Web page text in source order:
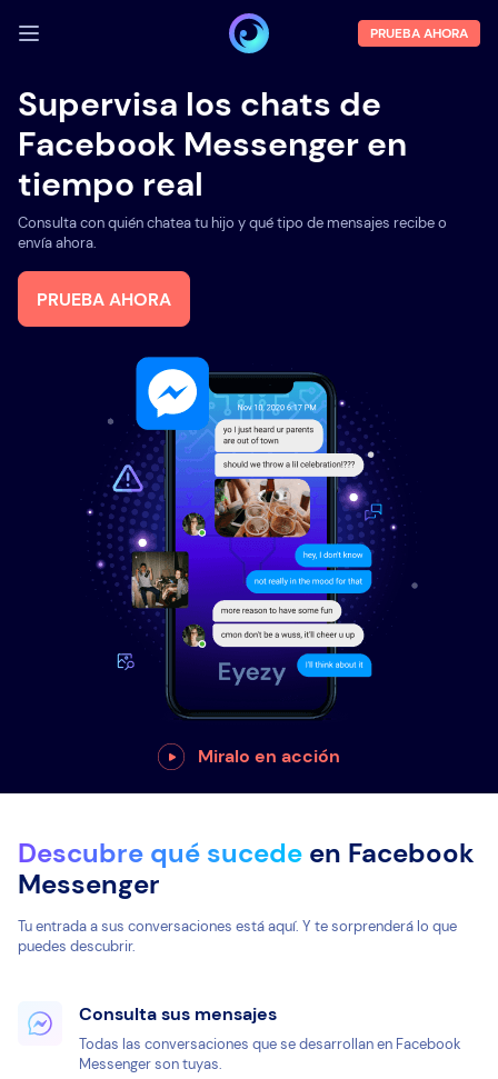
INICIA SESIÓN
Demo
Funciones
Sobre la empresa
Blog
PRUEBA AHORA
Supervisa los chats de
Facebook Messenger en
tiempo real
Consulta con quién chatea tu hijo y qué tipo de mensajes recibe o
envía ahora.
PRUEBA AHORA
Miralo en acción
Descubre qué sucede en Facebook
Messenger
Tu entrada a sus conversaciones está aquí. Y te sorprenderá lo que
puedes descubrir.
Consulta sus mensajes
Todas las conversaciones que se desarrollan en Facebook
Messenger son tuyas.